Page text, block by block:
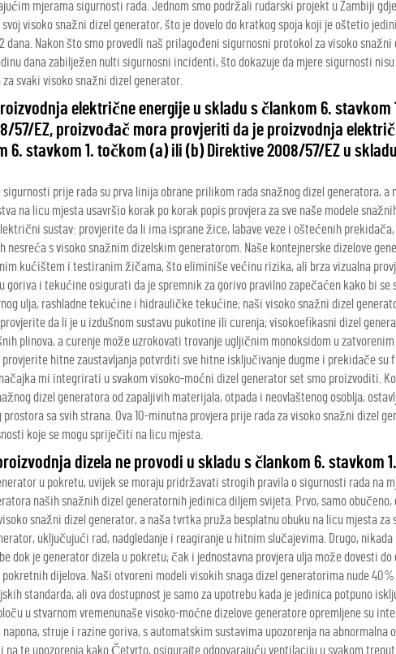
mjerama sigurnosti rada. Jednom smo podržali rudarski projekt u Zambiji
visoko snažni dizel generator, što je dovelo do kratkog spoja koji je oštetio
dana. Nakon što smo provedli naš prilagođeni sigurnosni protokol za visoko snažni
dana zabilježen nulti sigurnosni incidenti, što dokazuje da mjere sigurnosti nisu
svaki visoko snažni dizel generator.
električne energije u skladu s člankom 6. stavkom
57/EZ, proizvođač mora provjeriti da je proizvodnja
6. stavkom 1. točkom (a) ili (b) Direktive 2008/57/EZ u
sigurnosti prije rada su prva linija obrane prilikom rada snažnog dizel generatora,
na licu mjesta usavršio korak po korak popis provjera za sve naše modele
sustav: provjerite da li ima isprane žice, labave veze i oštećenih
nesreća s visoko snažnim dizelskim generatorom. Naše kontejnerske dizelove
kućištem i testiranim žičama, što eliminiše većinu rizika, ali brza vizualna
goriva i tekućine osigurati da je spremnik za gorivo pravilno zapečaćen kako bi se
ulja, rashladne tekućine i hidrauličke tekućine; naši visoko snažni dizel
da li je u izdušnom sustavu pukotine ili curenja; visokoefikasni dizel
plinova, a curenje može uzrokovati trovanje ugljičnim monoksidom u
hitne zaustavljanja potvrditi sve hitne isključivanje dugme i prekidače su
mi integrirati u svakom visoko-moćni dizel generator set smo proizvoditi.
dizel generatora od zapaljivih materijala, otpada i neovlaštenog osoblja,
sa svih strana. Ova 10-minutna provjera prije rada za visoko snažni dizel
koje se mogu spriječiti na licu mjesta.
dizela ne provodi u skladu s člankom 6. stavkom 1.
u pokretu, uvijek se moraju pridržavati strogih pravila o sigurnosti rada na
naših snažnih dizel generatornih jedinica diljem svijeta. Prvo, samo
snažni dizel generator, a naša tvrtka pruža besplatnu obuku na licu mjesta za
uključujući rad, nadgledanje i reagiranje u hitnim slučajevima. Drugo,
dok je generator dizela u pokretu; čak i jednostavna provjera ulja može dovesti
dijelova. Naši otvoreni modeli visokih snaga dizel generatorima nude
standarda, ali ova dostupnost je samo za upotrebu kada je jedinica potpuno
u stvarnom vremenunaše visoko-moćne dizelove generatore opremljene su
struje i razine goriva, s automatskim sustavima upozorenja na abnormalna
na te upozorenja kako Četvrto, osigurajte odgovarajuću ventilaciju u svakom